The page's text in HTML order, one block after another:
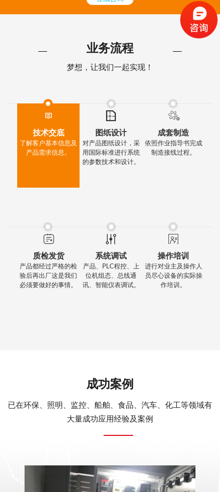
业务流程
梦想，让我们一起实现！
技术交底
了解客户基本信息及
产品需求信息。
图纸设计
对产品图纸设计，采
用国际标准进行系统
的参数技术和设计。
成套制造
依照作业指导书完成
制造接线过程。
质检发货
产品都经过严格的检
验后再出厂这是我们
必须要做好的事情。
系统调试
产品、PLC程控、上
位机组态、总线通
讯、智能仪表调试。
操作培训
进行对业主及操作人
员尽心设备的实际操
作培训。
成功案例
已在环保、照明、监控、船舶、食品、汽车、化工等领域有
大量成功应用经验及案例